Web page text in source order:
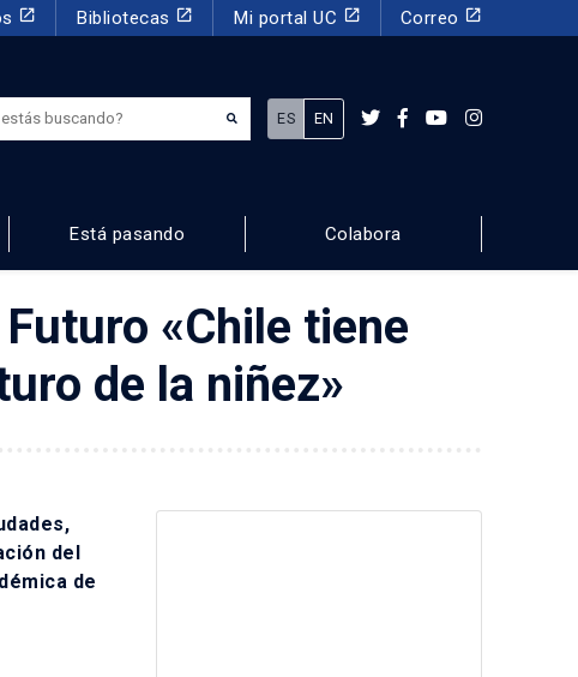
launch Bibliotecas launch Mi portal UC launch Correo launch
¿Qué estás buscando?
ES EN
Está pasando Colabora
«Chile tiene
de la niñez»
del
de